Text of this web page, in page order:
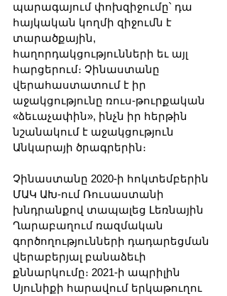
պարագայում փոխզիջումը՝ դա
հայկական կողմի զիջումն է
տարածքային,
հաղորդակցությունների եւ այլ
հարցերում։ Չինաստանը
վերահաստատում է իր
աջակցությունը ռուս-թուրքական
«ձեւաչափին», ինչն իր հերթին
նշանակում է աջակցություն
Անկարայի ծրագրերին։
Չինաստանը 2020-ի հոկտեմբերին
ՄԱԿ ԱԽ-ում Ռուսաստանի
խնդրանքով տապալեց Լեռնային
Ղարաբաղում ռազմական
գործողությունների դադարեցման
վերաբերյալ բանաձեւի
քննարկումը։ 2021-ի ապրիլին
Սյունիքի հարավում երկաթուղու